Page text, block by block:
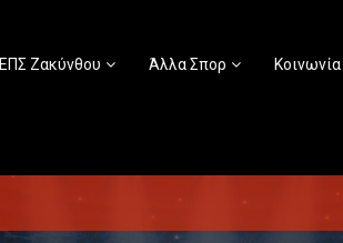
ΕΠΣ Ζακύνθου Άλλα Σπορ Κοινωνία